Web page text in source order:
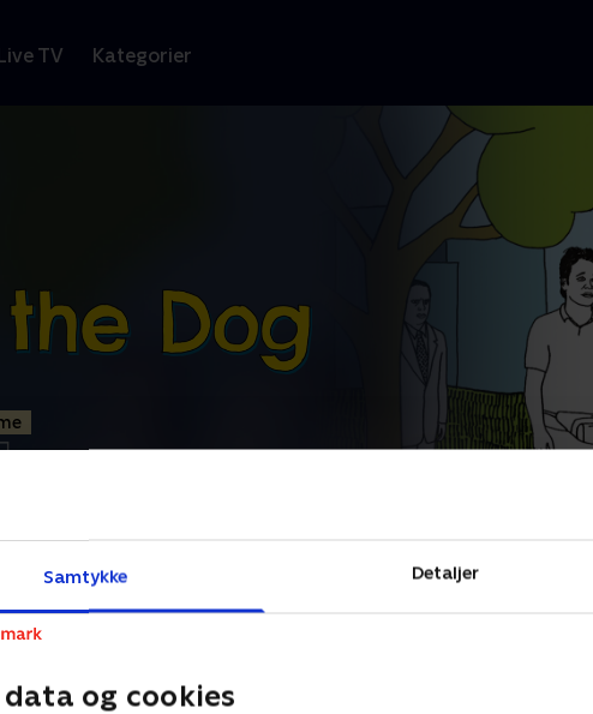
Samtykke Detaljer
data og cookies
TV Kategorier
liv med sit arbejde
grebet om det